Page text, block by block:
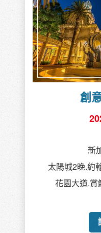
創
新
太陽城2晚.約
花園大道.賞